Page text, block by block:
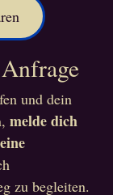
und dein
melde dich
zu begleiten.